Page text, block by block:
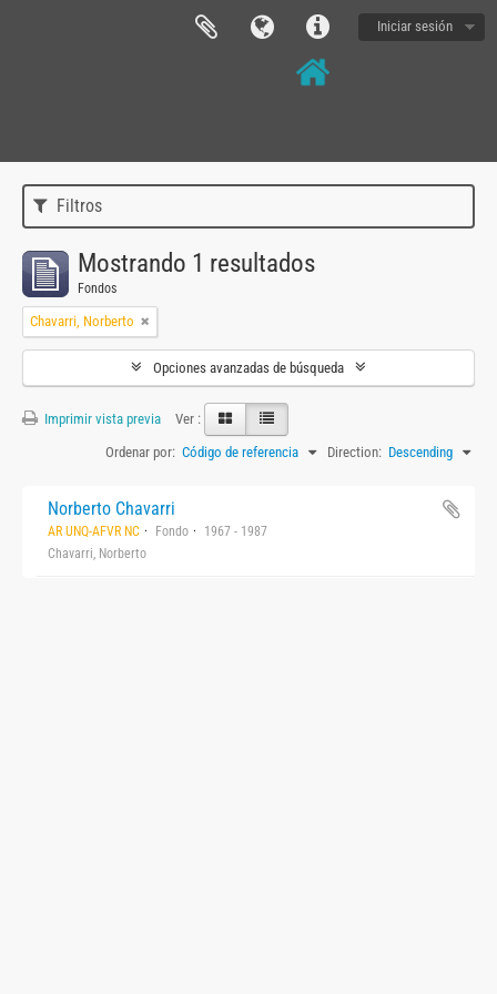
Iniciar sesión
Filtros
Mostrando 1 resultados
Fondos
Chavarri, Norberto
Opciones avanzadas de búsqueda
Imprimir vista previa
Ver :
Ordenar por: Código de referencia Direction: Descending
Norberto Chavarri
AR UNQ-AFVR NC Fondo
1967 - 1987
Chavarri, Norberto